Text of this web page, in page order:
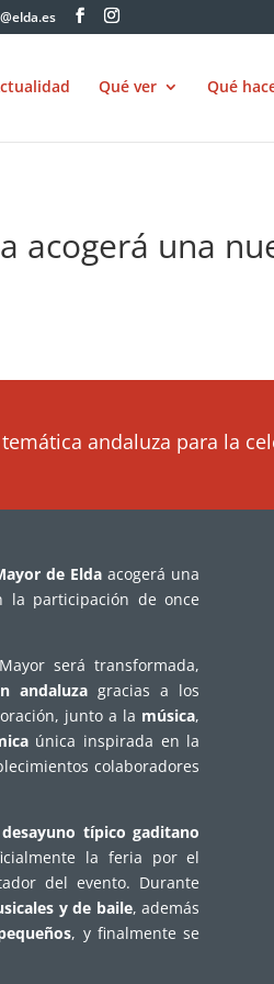
Qué ver Qué
acogerá una
andaluza para la
de Elda acogerá una
la participación de once
será transformada,
andaluza gracias a los
junto a la música,
única inspirada en la
colaboradores
desayuno típico gaditano
la feria por el
del evento. Durante
y de baile, además
, y finalmente se